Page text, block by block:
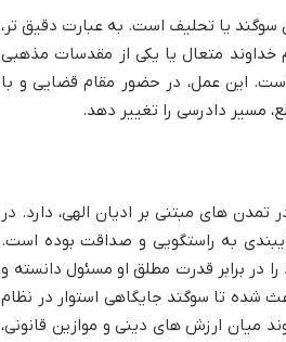
سوگند یا تحلیف است. به عبارت دقیق تر،
خداوند متعال یا یکی از مقدسات مذهبی
این عمل، در حضور مقام قضایی و با
مسیر دادرسی را تغییر دهد.
های مبتنی بر ادیان الهی، دارد. در
به راستگویی و صداقت بوده است.
در برابر قدرت مطلق او مسئول دانسته و
شده تا سوگند جایگاهی استوار در نظام
میان ارزش های دینی و موازین قانونی،